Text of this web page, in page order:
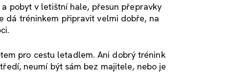
pobyt v letištní hale, přesun přepravky
dá tréninkem připravit velmi dobře, na
pro cestu letadlem. Ani dobrý trénink
neumí být sám bez majitele, nebo je